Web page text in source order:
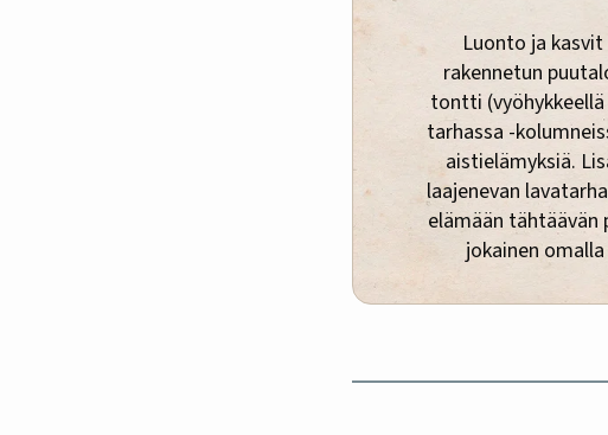
Luonto ja
rakennetun
tontti
tarhassa -
aistielämyksiä.
laajenevan
elämään
jokainen